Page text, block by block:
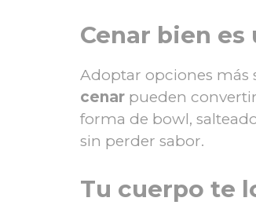
Cenar bien
Adoptar opciones más
cenar pueden
forma de bowl,
sin perder sabor.
Tu cuerpo te